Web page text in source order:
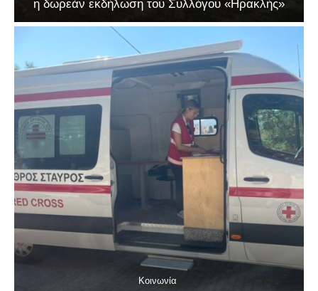
η δωρεάν εκδήλωση του Συλλόγου «Ηρακλής»
Κοινωνία